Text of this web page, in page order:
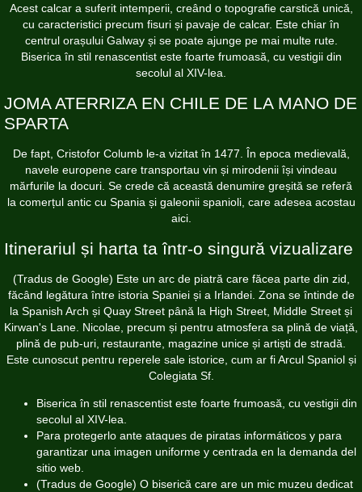
Acest calcar a suferit intemperii, creând o topografie carstică unică,
cu caracteristici precum fisuri și pavaje de calcar. Este chiar în
centrul orașului Galway și se poate ajunge pe mai multe rute.
Biserica în stil renascentist este foarte frumoasă, cu vestigii din
secolul al XIV-lea.
JOMA ATERRIZA EN CHILE DE LA MANO DE
SPARTA
De fapt, Cristofor Columb le-a vizitat în 1477. În epoca medievală,
navele europene care transportau vin și mirodenii își vindeau
mărfurile la docuri. Se crede că această denumire greșită se referă
la comerțul antic cu Spania și galeonii spanioli, care adesea acostau
aici.
Itinerariul și harta ta într-o singură vizualizare
(Tradus de Google) Este un arc de piatră care făcea parte din zid,
făcând legătura între istoria Spaniei și a Irlandei. Zona se întinde de
la Spanish Arch și Quay Street până la High Street, Middle Street și
Kirwan's Lane. Nicolae, precum și pentru atmosfera sa plină de viață,
plină de pub-uri, restaurante, magazine unice și artiști de stradă.
Este cunoscut pentru reperele sale istorice, cum ar fi Arcul Spaniol și
Colegiata Sf.
Biserica în stil renascentist este foarte frumoasă, cu vestigii din
secolul al XIV-lea.
Para protegerlo ante ataques de piratas informáticos y para
garantizar una imagen uniforme y centrada en la demanda del
sitio web.
(Tradus de Google) O biserică care are un mic muzeu dedicat